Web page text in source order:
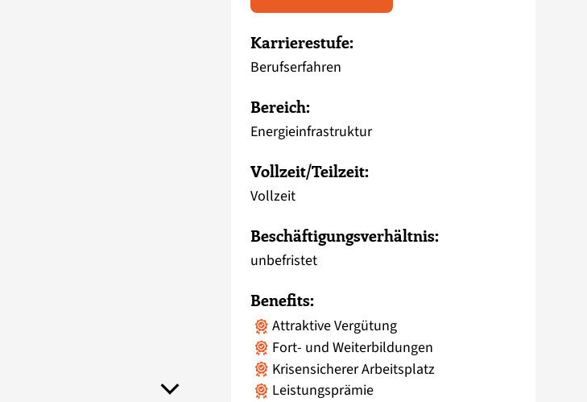
Karrierestufe:
Berufserfahren
Bereich:
Energie­infrastruktur
Vollzeit/Teilzeit:
Vollzeit
Beschäftigungsverhältnis:
unbefristet
Benefits:
Attraktive Vergütung
Fort- und Weiterbildungen
Krisensicherer Arbeitsplatz
Leistungsprämie